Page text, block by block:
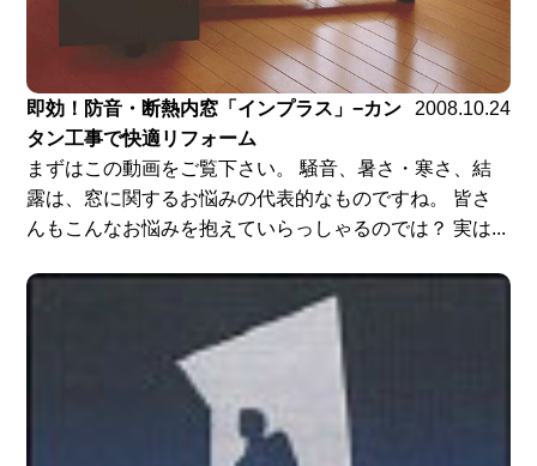
即効！防音・断熱内窓「インプラス」−カン
タン工事で快適リフォーム
2008.10.24
まずはこの動画をご覧下さい。 騒音、暑さ・寒さ、結
露は、窓に関するお悩みの代表的なものですね。 皆さ
んもこんなお悩みを抱えていらっしゃるのでは？ 実は...